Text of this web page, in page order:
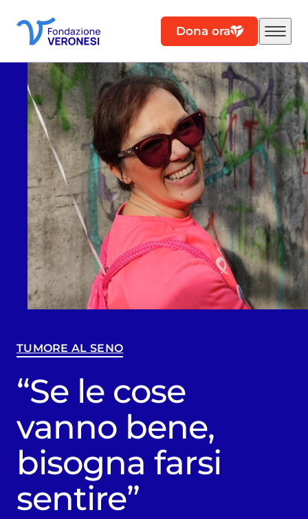
Dona ora
TUMORE AL SENO
“Se le cose
vanno bene,
bisogna farsi
sentire”